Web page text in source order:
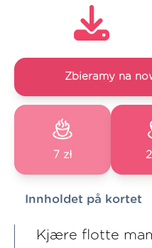
Zbieramy na
7 zł
Innholdet på kortet
Kjære flotte